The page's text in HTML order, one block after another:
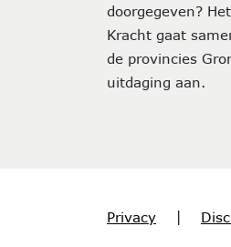
doorgegeven?
Kracht gaat
de provincies
uitdaging aan.
Privacy